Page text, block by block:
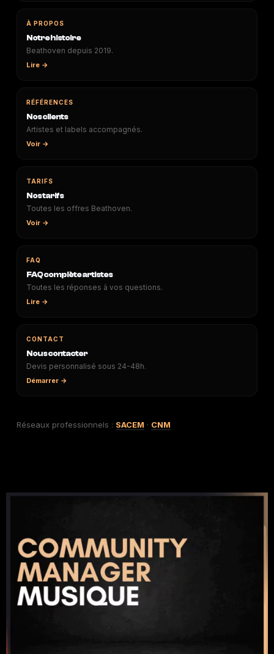
À PROPOS
Notre histoire
Beathoven depuis 2019.
Lire →
RÉFÉRENCES
Nos clients
Artistes et labels accompagnés.
Voir →
TARIFS
Nos tarifs
Toutes les offres Beathoven.
Voir →
FAQ
FAQ complète artistes
Toutes les réponses à vos questions.
Lire →
CONTACT
Nous contacter
Devis personnalisé sous 24-48h.
Démarrer →
Réseaux professionnels : SACEM · CNM